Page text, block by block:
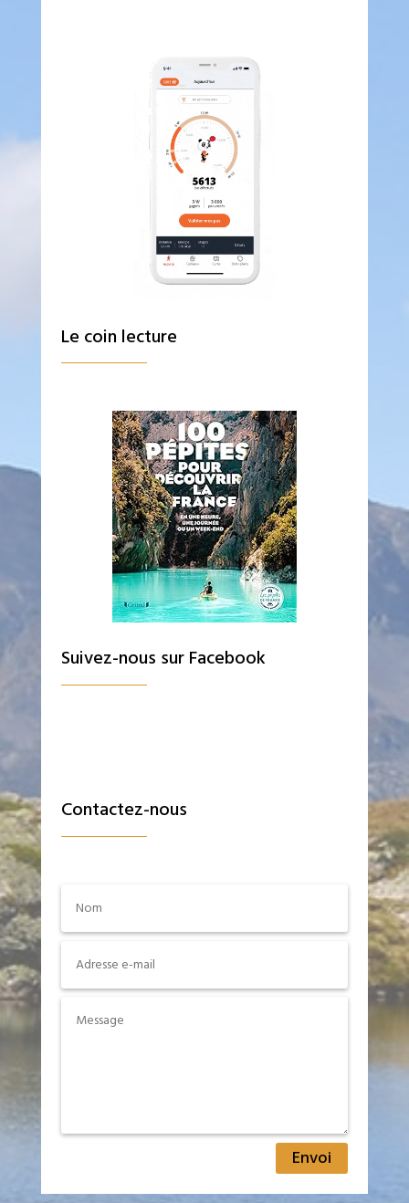
Le coin lecture
Suivez-nous sur Facebook
Contactez-nous
Envoi